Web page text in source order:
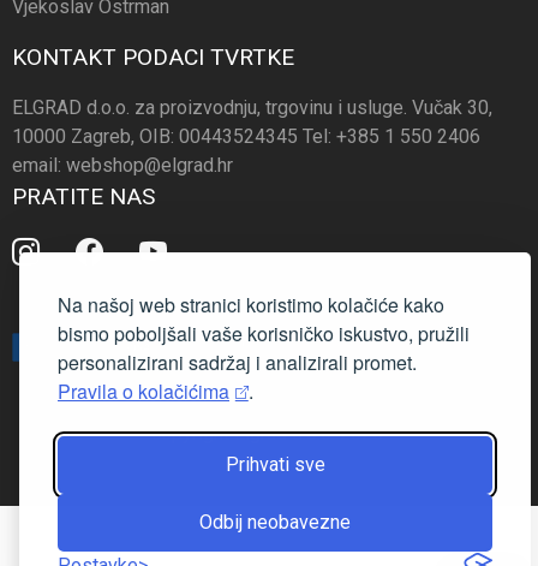
Na našoj web stranici koristimo kolačiće kako
bismo poboljšali vaše korisničko iskustvo, pružili
personalizirani sadržaj i analizirali promet.
Pravila o kolačićima
.
Prihvati sve
Odbij neobavezne
Vjekoslav Ostrman
KONTAKT PODACI TVRTKE
ELGRAD d.o.o. za proizvodnju, trgovinu i usluge. Vučak 30,
10000 Zagreb, OIB: 00443524345 Tel: +385 1 550 2406
email: webshop@elgrad.hr
PRATITE NAS
copyright Elgrad d.o.o. 2026.